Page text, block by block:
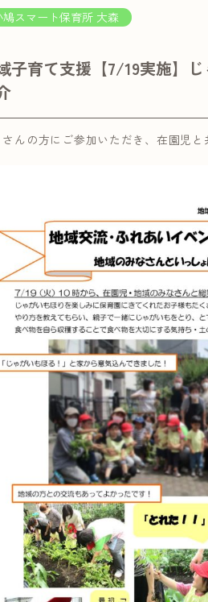
鳩スマート保育所 大森
子育て支援【7/19実施】
さんの方にご参加いただき、在園児